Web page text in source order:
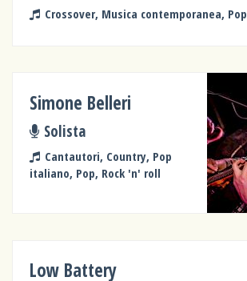
Crossover, Musica contemporanea, Pop
Simone Belleri
Solista
Cantautori, Country, Pop
italiano, Pop, Rock 'n' roll
Low Battery